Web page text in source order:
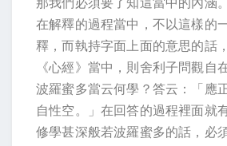
那我們必須要了知這當中的內涵
在解釋的過程當中，不以這樣的
釋，而執持字面上面的意思的話
《心經》當中，則舍利子問觀自
波羅蜜多當云何學？答云：「應
自性空。」在回答的過程裡面就
修學甚深般若波羅蜜多的話，必